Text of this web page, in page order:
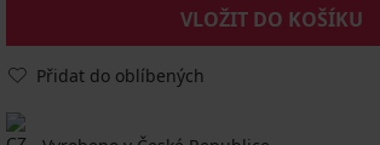
VLOŽIT DO KOŠÍKU
Přidat do oblíbených